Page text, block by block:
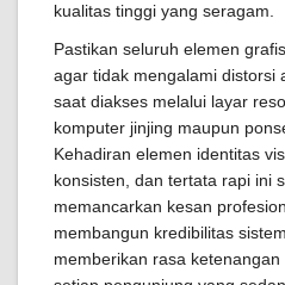
kualitas tinggi yang seragam.
Pastikan seluruh elemen
agar tidak mengalami distorsi
saat diakses melalui layar
komputer jinjing maupun
Kehadiran elemen identitas
konsisten, dan tertata rapi ini
memancarkan kesan
membangun kredibilitas
memberikan rasa